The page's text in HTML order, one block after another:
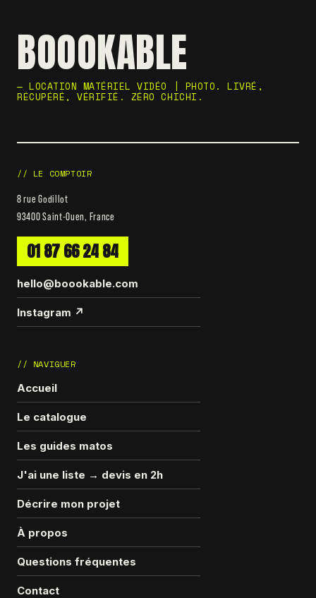
BOOOKABLE
— LOCATION MATÉRIEL VIDÉO | PHOTO. LIVRÉ,
RÉCUPÉRÉ, VÉRIFIÉ. ZÉRO CHICHI.
// LE COMPTOIR
8 rue Godillot
93400 Saint-Ouen, France
01 87 66 24 84
hello@boookable.com
Instagram ↗
// NAVIGUER
Accueil
Le catalogue
Les guides matos
J'ai une liste → devis en 2h
Décrire mon projet
À propos
Questions fréquentes
Contact